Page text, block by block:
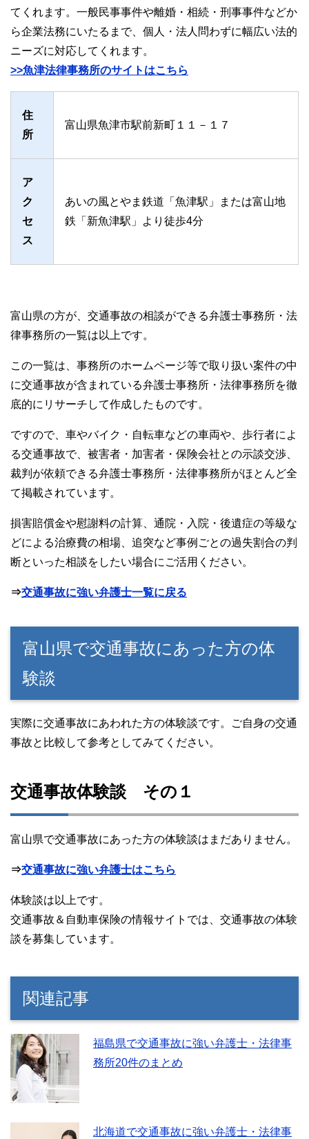
てくれます。一般民事事件や離婚・相続・刑事事件などか
ら企業法務にいたるまで、個人・法人問わずに幅広い法的
ニーズに対応してくれます。
>>魚津法律事務所のサイトはこちら
住
所
富山県魚津市駅前新町１１－１７
ア
ク
セ
ス
あいの風とやま鉄道「魚津駅」または富山地
鉄「新魚津駅」より徒歩4分
富山県の方が、交通事故の相談ができる弁護士事務所・法
律事務所の一覧は以上です。
この一覧は、事務所のホームページ等で取り扱い案件の中
に交通事故が含まれている弁護士事務所・法律事務所を徹
底的にリサーチして作成したものです。
ですので、車やバイク・自転車などの車両や、歩行者によ
る交通事故で、被害者・加害者・保険会社との示談交渉、
裁判が依頼できる弁護士事務所・法律事務所がほとんど全
て掲載されています。
損害賠償金や慰謝料の計算、通院・入院・後遺症の等級な
どによる治療費の相場、追突など事例ごとの過失割合の判
断といった相談をしたい場合にご活用ください。
⇒交通事故に強い弁護士一覧に戻る
富山県で交通事故にあった方の体
験談
実際に交通事故にあわれた方の体験談です。ご自身の交通
事故と比較して参考としてみてください。
交通事故体験談 その１
富山県で交通事故にあった方の体験談はまだありません。
⇒交通事故に強い弁護士はこちら
体験談は以上です。
交通事故＆自動車保険の情報サイトでは、交通事故の体験
談を募集しています。
関連記事
福島県で交通事故に強い弁護士・法律事
務所20件のまとめ
北海道で交通事故に強い弁護士・法律事